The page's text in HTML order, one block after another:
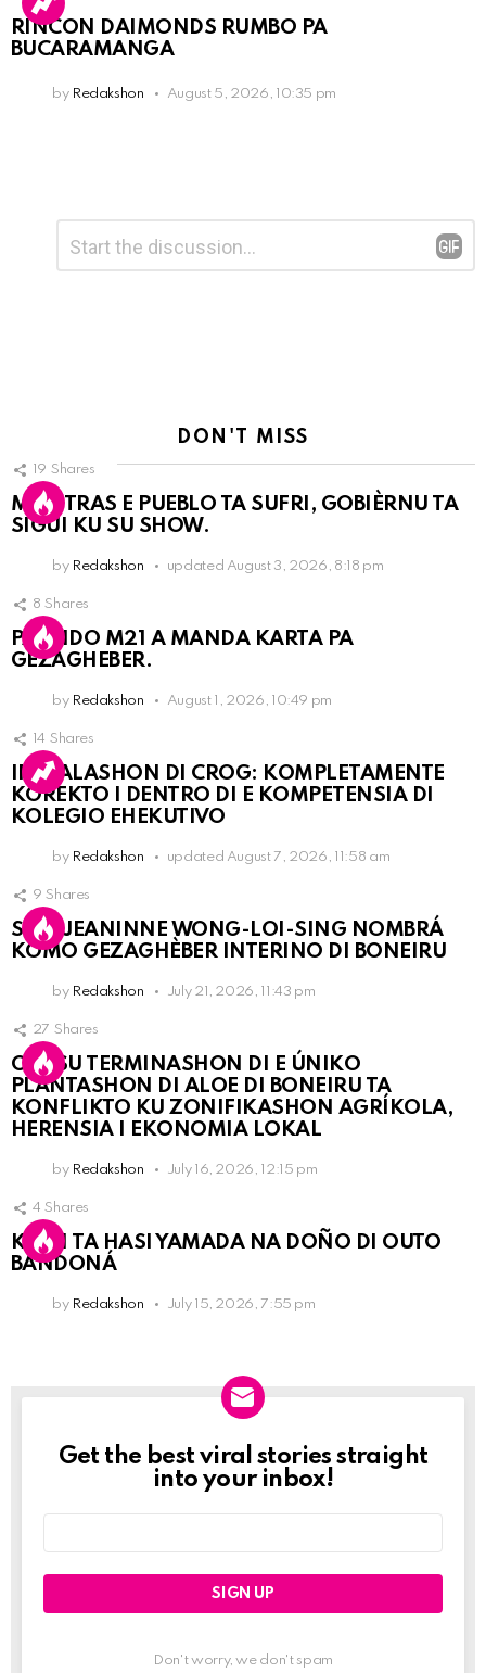
RINCON DAIMONDS RUMBO PA
BUCARAMANGA
by Redakshon August 5, 2026, 10:35 pm
Reply
DON'T MISS
19 Shares
MIENTRAS E PUEBLO TA SUFRI, GOBIÈRNU TA
SIGUI KU SU SHOW.
by Redakshon updated August 3, 2026, 8:18 pm
8 Shares
PARTIDO M21 A MANDA KARTA PA
GEZAGHEBER.
by Redakshon August 1, 2026, 10:49 pm
14 Shares
INSTALASHON DI CROG: KOMPLETAMENTE
KOREKTO I DENTRO DI E KOMPETENSIA DI
KOLEGIO EHEKUTIVO
by Redakshon updated August 7, 2026, 11:58 am
9 Shares
SRA. JEANINNE WONG-LOI-SING NOMBRÁ
KOMO GEZAGHÈBER INTERINO DI BONEIRU
by Redakshon July 21, 2026, 11:43 pm
27 Shares
OLB SU TERMINASHON DI E ÚNIKO
PLANTASHON DI ALOE DI BONEIRU TA
KONFLIKTO KU ZONIFIKASHON AGRÍKOLA,
HERENSIA I EKONOMIA LOKAL
by Redakshon July 16, 2026, 12:15 pm
4 Shares
KPCN TA HASI YAMADA NA DOÑO DI OUTO
BANDONÁ
by Redakshon July 15, 2026, 7:55 pm
Newslett
Get the best viral stories straight
into your inbox!
Don't worry, we don't spam